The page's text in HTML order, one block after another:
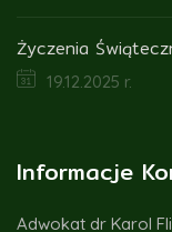
Życzenia
19.12.2025 r.
Informacje
Adwokat dr Karol